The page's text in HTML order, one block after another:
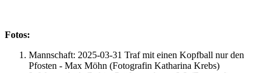
Fotos:
Mannschaft: 2025-03-31 Traf mit einen Kopfball nur den
Pfosten - Max Möhn (Fotografin Katharina Krebs)